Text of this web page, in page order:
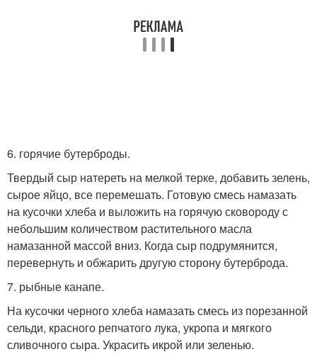
6. горячие бутерброды.
Твердый сыр натереть на мелкой терке, добавить зелень,
сырое яйцо, все перемешать. Готовую смесь намазать
на кусочки хлеба и выложить на горячую сковороду с
небольшим количеством растительного масла
намазанной массой вниз. Когда сыр подрумянится,
перевернуть и обжарить другую сторону бутерброда.
7. рыбные канапе.
На кусочки черного хлеба намазать смесь из порезанной
сельди, красного репчатого лука, укропа и мягкого
сливочного сыра. Украсить икрой или зеленью.